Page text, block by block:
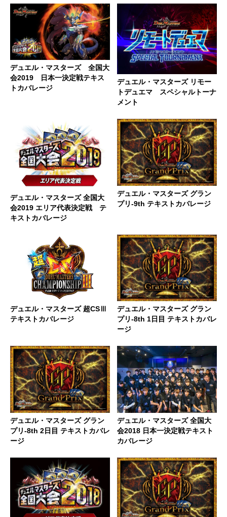
デュエル・マスターズ 全国大
会2019 日本一決定戦テキス
トカバレージ
デュエル・マスターズ リモー
トデュエマ スペシャルトーナ
メント
デュエル・マスターズ 全国大
会2019 エリア代表決定戦 テ
キストカバレージ
デュエル・マスターズ グラン
プリ-9th テキストカバレージ
デュエル・マスターズ 超CSⅢ
テキストカバレージ
デュエル・マスターズ グラン
プリ-8th 1日目 テキストカバレ
ージ
デュエル・マスターズ グラン
プリ-8th 2日目 テキストカバレ
ージ
デュエル・マスターズ 全国大
会2018 日本一決定戦テキスト
カバレージ